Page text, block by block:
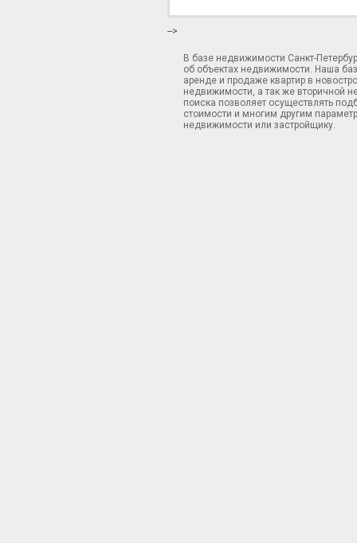
-->
В базе недвижимости Санкт-
об объектах недвижимости. Наша
аренде и продаже квартир в
недвижимости, а так же вторичной
поиска позволяет осуществлять
стоимости и многим другим
недвижимости или застройщику.